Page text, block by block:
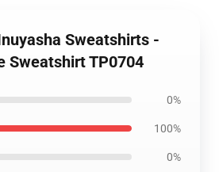
Sweatshirts -
Sweatshirt TP0704
0%
100%
0%